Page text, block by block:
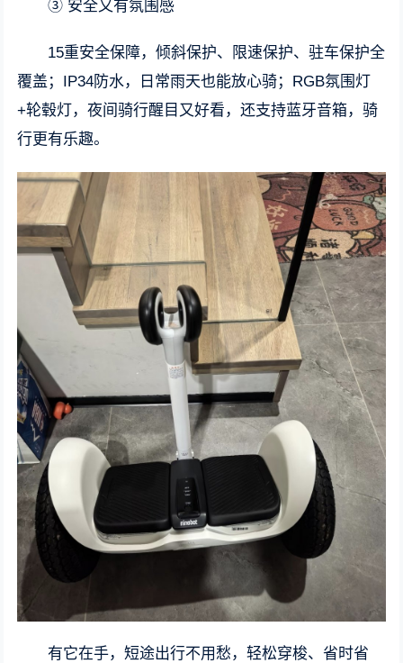
③ 安全又有氛围感
15重安全保障，倾斜保护、限速保护、驻车保护全
覆盖；IP34防水，日常雨天也能放心骑；RGB氛围灯
+轮毂灯，夜间骑行醒目又好看，还支持蓝牙音箱，骑
行更有乐趣。
有它在手，短途出行不用愁，轻松穿梭、省时省